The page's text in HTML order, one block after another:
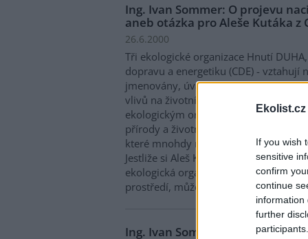
Ekolist.cz
If you wish
sensitive
confirm
continue
information
further
Ing. Ivan Sommer: O projevu
aneb otázka pro Aleše Kutáka z
26.6.2000
Tři ekologické organizace Hnutí
dopravu a energetiku (CDE) - vztahují
jmenovány, úvahu Zuzany Tonikové v
vlivů na životní prostředí." že návrh
ekologickým organizacím nejen pro
přírody a životního prostředí, ale i
které mnohdy nemají s ochranou
Jestliže si Aleš Kuták z CDE přeje
ekologická organizace hájí jiné
prostředí, může zvážit následující
Ing. Ivan Sommer: Zveřejní Děti